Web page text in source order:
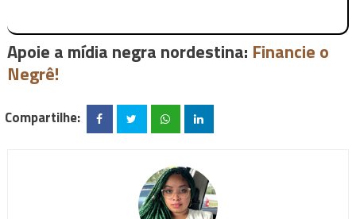
Apoie a mídia negra nordestina: Financie o
Negrê!
Compartilhe: